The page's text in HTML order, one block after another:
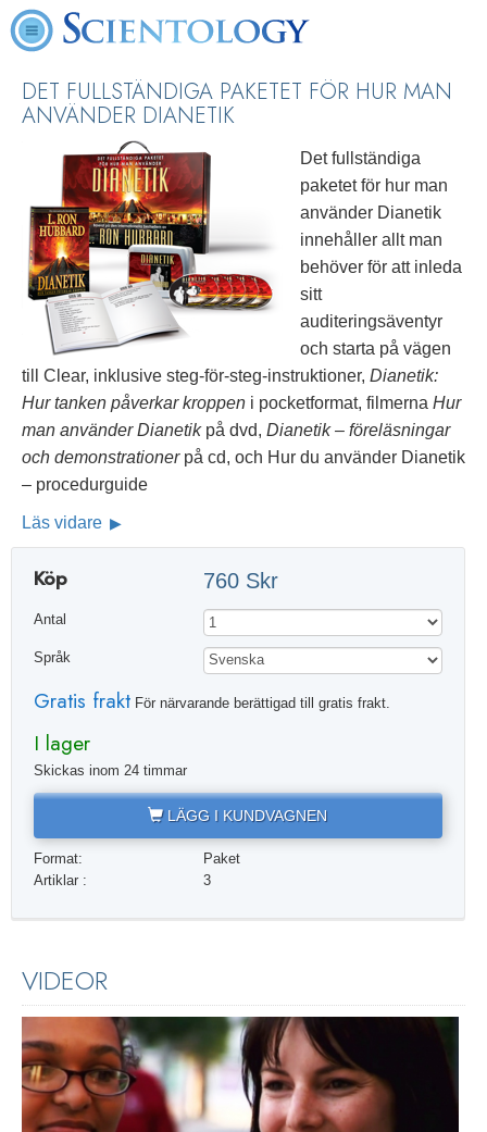
DET FULLSTÄNDIGA PAKETET FÖR HUR MAN
ANVÄNDER DIANETIK
Det fullständiga
paketet för hur man
använder Dianetik
innehåller allt man
behöver för att inleda
sitt
auditeringsäventyr
och starta på vägen
till Clear, inklusive steg-för-steg-instruktioner, Dianetik:
Hur tanken påverkar kroppen i pocketformat, filmerna Hur
man använder Dianetikpå dvd, Dianetik – föreläsningar
och demonstrationerpå cd, och Hur du använder Dianetik
– procedurguide
Läs vidare
Köp 760 Skr
Antal
Språk
Gratis fraktFör närvarande berättigad till gratis frakt.
I lager
Skickas inom 24 timmar
LÄGG I KUNDVAGNEN
Format:
Paket
Artiklar :
3
VIDEOR